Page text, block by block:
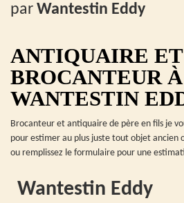
par Wantestin Eddy
ANTIQUAIRE ET
BROCANTEUR
WANTESTIN
Brocanteur et antiquaire de père en fils je
pour estimer au plus juste tout objet ancien
ou remplissez le formulaire pour une
Wantestin Eddy